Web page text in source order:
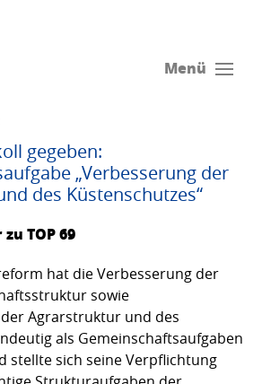
Menü
gegeben:
„Verbesserung der
des Küstenschutzes“
TOP 69
hat die Verbesserung der
sowie
Agrarstruktur und des
als Gemeinschaftsaufgaben
stellte sich seine Verpflichtung